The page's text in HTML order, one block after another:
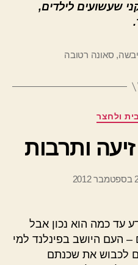
שעשועים לילדים,
, סאונה רטובה
קטגוריות
ולחצר
ותרבות
2012
עד כמה הוא נכון אבל
– העם היושב בפינלנד למי
לכבוש את שכנתם